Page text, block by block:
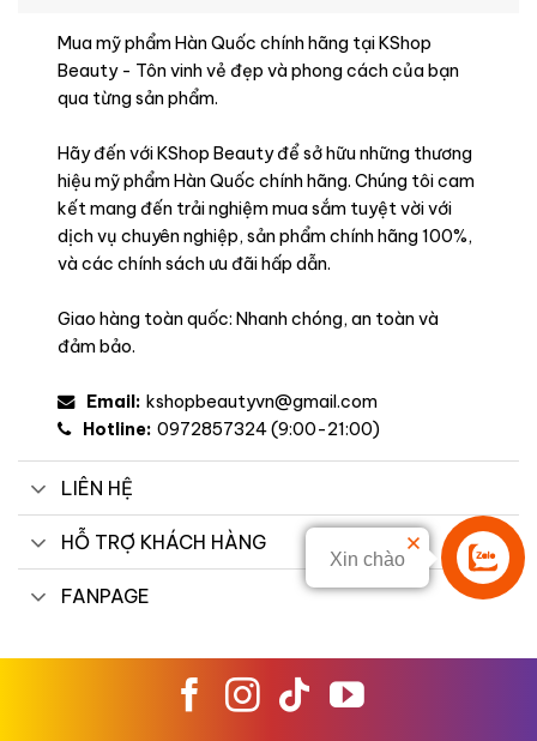
Liên hệ
Xin chào
Mua mỹ phẩm Hàn Quốc chính hãng tại KShop
Beauty - Tôn vinh vẻ đẹp và phong cách của bạn
qua từng sản phẩm.
Hãy đến với KShop Beauty để sở hữu những thương
hiệu mỹ phẩm Hàn Quốc chính hãng. Chúng tôi cam
kết mang đến trải nghiệm mua sắm tuyệt vời với
dịch vụ chuyên nghiệp, sản phẩm chính hãng 100%,
và các chính sách ưu đãi hấp dẫn.
Giao hàng toàn quốc: Nhanh chóng, an toàn và
đảm bảo.
Email: kshopbeautyvn@gmail.com
Hotline: 0972857324 (9:00-21:00)
LIÊN HỆ
HỖ TRỢ KHÁCH HÀNG
FANPAGE